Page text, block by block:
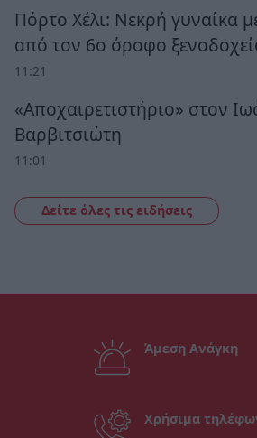
Πόρτο Χέλι: Νεκρή γυναίκα
από τον 6ο όροφο
11:21
«Αποχαιρετιστήριο» στον
Βαρβιτσιώτη
11:01
Δείτε όλες τις ειδήσεις
Άμεση Ανάγκη
Χρήσιμα